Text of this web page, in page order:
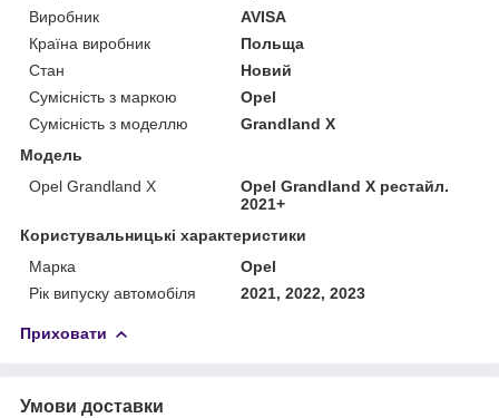
Виробник
AVISA
Країна виробник
Польща
Стан
Новий
Сумісність з маркою
Opel
Сумісність з моделлю
Grandland X
Модель
Opel Grandland X
Opel Grandland X рестайл.
2021+
Користувальницькі характеристики
Марка
Opel
Рік випуску автомобіля
2021, 2022, 2023
Приховати
Умови доставки